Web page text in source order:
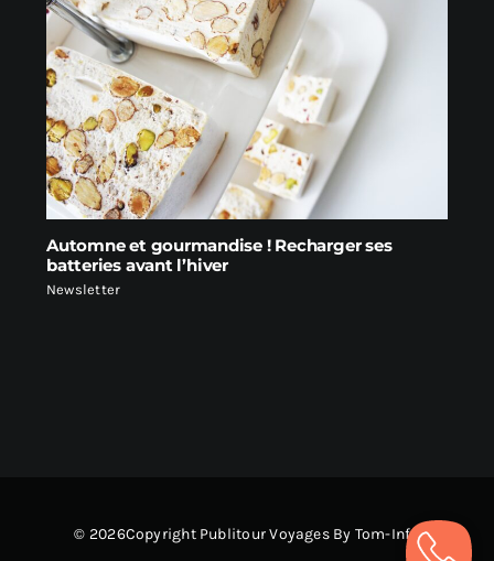
Automne et gourmandise ! Recharger ses
batteries avant l’hiver
Newsletter
© 2026Copyright Publitour Voyages By Tom-Info